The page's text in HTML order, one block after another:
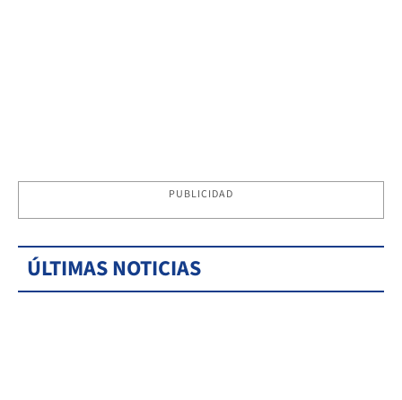
PUBLICIDAD
ÚLTIMAS NOTICIAS